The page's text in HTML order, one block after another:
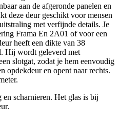
aan de afgeronde panelen en
deze deur geschikt voor mensen
met verfijnde details. Je
Frama En 2A01 of voor een
heeft een dikte van 38
Hij wordt geleverd met
slotgat, zodat je hem eenvoudig
opdekdeur en opent naar rechts.
scharnieren. Het glas is bij